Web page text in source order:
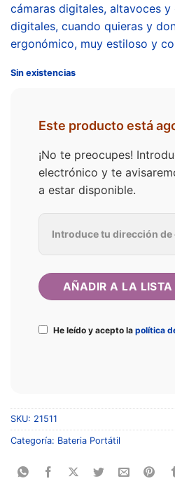
cámaras digitales, altavoces
digitales, cuando quieras y
ergonómico, muy estiloso y
Sin existencias
Este producto está
¡No te preocupes!
electrónico y te
a estar disponible.
He leído y acepto la política
SKU: 21511
Categoría: Bateria Portátil